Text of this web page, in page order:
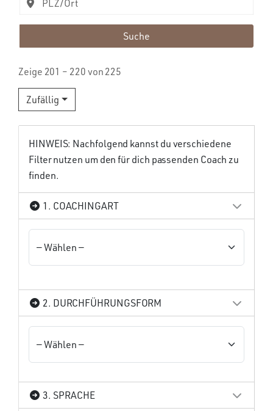
Suche
Zeige 201 – 220 von 225
Zufällig
HINWEIS: Nachfolgend kannst du verschiedene
Filter nutzen um den für dich passenden Coach zu
finden.
1. COACHINGART
2. DURCHFÜHRUNGSFORM
3. SPRACHE